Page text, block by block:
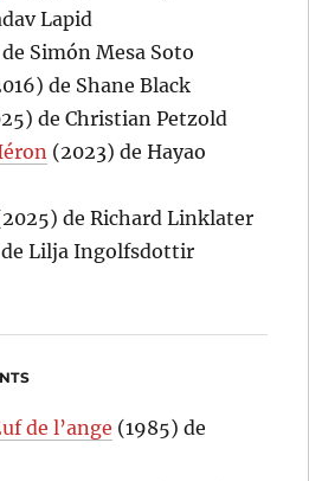
Lapid
Simón Mesa Soto
de Shane Black
de Christian Petzold
(2023) de Hayao
de Richard Linklater
Lilja Ingolfsdottir
de l’ange (1985) de